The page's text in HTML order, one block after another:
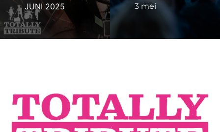
JUNI 2025
3 mei